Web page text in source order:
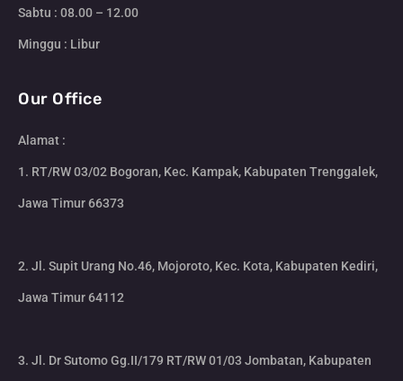
Sabtu : 08.00 – 12.00
Minggu : Libur
Our Office
Alamat :
1. RT/RW 03/02 Bogoran, Kec. Kampak, Kabupaten Trenggalek,
Jawa Timur 66373
2. Jl. Supit Urang No.46, Mojoroto, Kec. Kota, Kabupaten Kediri,
Jawa Timur 64112
3. Jl. Dr Sutomo Gg.II/179 RT/RW 01/03 Jombatan, Kabupaten